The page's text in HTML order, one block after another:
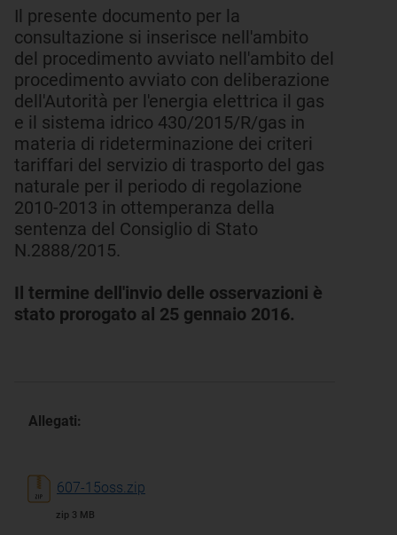
Il presente documento per la
consultazione si inserisce nell'ambito
del procedimento avviato nell'ambito del
procedimento avviato con deliberazione
dell'Autorità per l'energia elettrica il gas
e il sistema idrico 430/2015/R/gas in
materia di rideterminazione dei criteri
tariffari del servizio di trasporto del gas
naturale per il periodo di regolazione
2010-2013 in ottemperanza della
sentenza del Consiglio di Stato
N.2888/2015.
Il termine dell'invio delle osservazioni è
stato prorogato al 25 gennaio 2016.
Allegati:
607-15oss.zip
zip 3 MB